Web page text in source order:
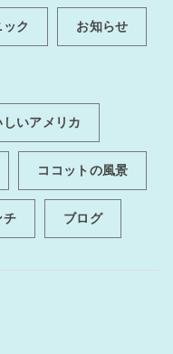
ク お知らせ
しいアメリカ
ココットの風景
チ ブログ